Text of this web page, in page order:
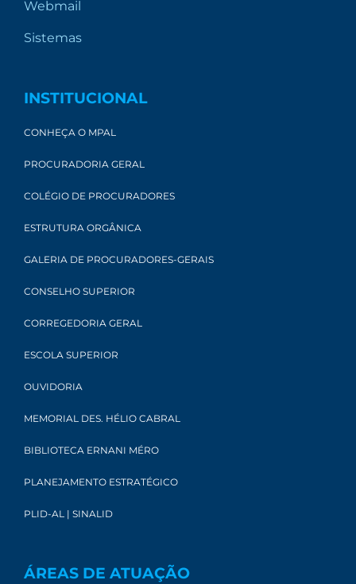
Webmail
Sistemas
INSTITUCIONAL
CONHEÇA O MPAL
PROCURADORIA GERAL
COLÉGIO DE PROCURADORES
ESTRUTURA ORGÂNICA
GALERIA DE PROCURADORES-GERAIS
CONSELHO SUPERIOR
CORREGEDORIA GERAL
ESCOLA SUPERIOR
OUVIDORIA
MEMORIAL DES. HÉLIO CABRAL
BIBLIOTECA ERNANI MÉRO
PLANEJAMENTO ESTRATÉGICO
PLID-AL | SINALID
ÁREAS DE ATUAÇÃO